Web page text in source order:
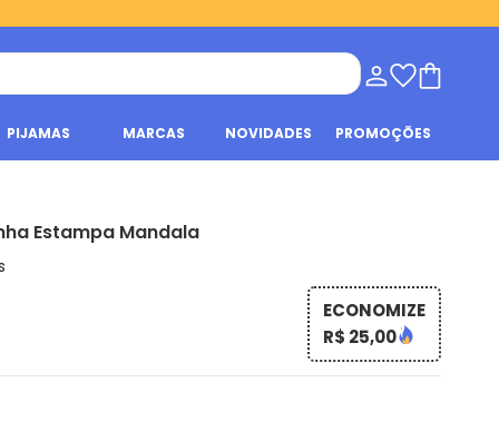
PIJAMAS MARCAS NOVIDADES PROMOÇÕES
Estampa Mandala
ECONOMIZE
R$ 25,00